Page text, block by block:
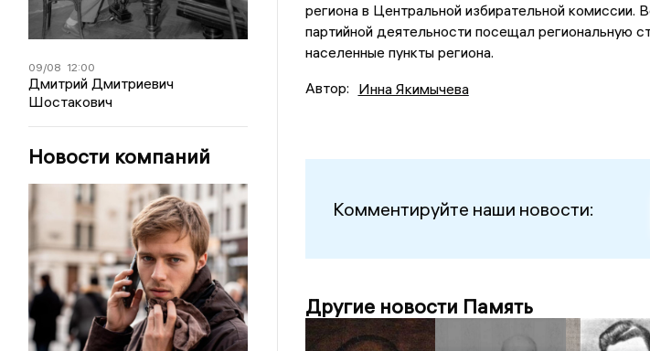
09/08 12:00
Дмитрий Дмитриевич
Шостакович
Новости компаний
региона в Центральной избирательной комиссии.
партийной деятельности посещал региональную
населенные пункты региона.
Автор: Инна Якимычева
Комментируйте наши новости:
Другие новости Память